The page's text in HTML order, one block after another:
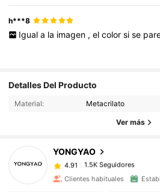
h***8
Igual a la imagen , el color si se
Detalles Del Producto
Material: Metacrilato
Ver más
YONGYAO
4.91 1.5K Seguidores
1.5K Seguidores
1.5K Seguidores
4.91
4.91
1.5K Seguidores
#***#
seguido
Hace 1 día
4.91
1.5K Seguidores
Clientes habituales